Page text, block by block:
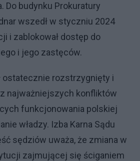
Do budynku Prokuratury
wszedł w styczniu 2024
i zablokował dostęp do
i jego zastęców.
ostatecznie rozstrzygnięty i
najważniejszych konfliktów
funkcjonowania polskiej
władzy. Izba Karna Sądu
sędziów uważa, że zmiana w
zajmującej się ściganiem